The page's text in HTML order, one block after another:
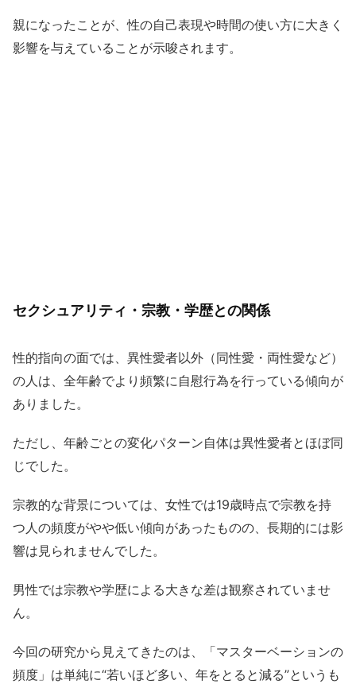
親になったことが、性の自己表現や時間の使い方に大きく
影響を与えていることが示唆されます。
セクシュアリティ・宗教・学歴との関係
性的指向の面では、異性愛者以外（同性愛・両性愛など）
の人は、全年齢でより頻繁に自慰行為を行っている傾向が
ありました。
ただし、年齢ごとの変化パターン自体は異性愛者とほぼ同
じでした。
宗教的な背景については、女性では19歳時点で宗教を持
つ人の頻度がやや低い傾向があったものの、長期的には影
響は見られませんでした。
男性では宗教や学歴による大きな差は観察されていませ
ん。
今回の研究から見えてきたのは、「マスターベーションの
頻度」は単純に“若いほど多い、年をとると減る”というも